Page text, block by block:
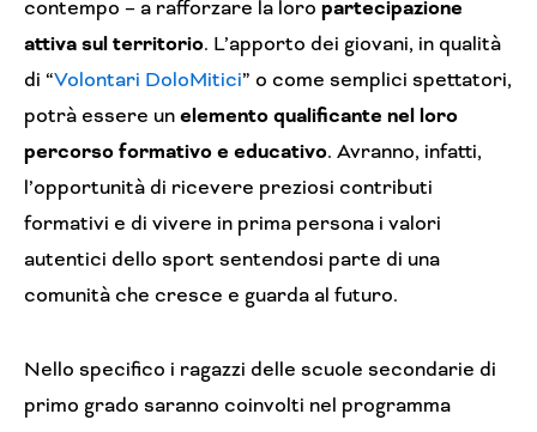
contempo – a rafforzare la loro partecipazione
attiva sul territorio. L’apporto dei giovani, in qualità
di “Volontari DoloMitici” o come semplici spettatori,
potrà essere unelemento qualificante nel loro
percorso formativo e educativo. Avranno, infatti,
l’opportunità di ricevere preziosi contributi
formativi e di vivere in prima persona i valori
autentici dello sport sentendosi parte di una
comunità che cresce e guarda al futuro.
Nello specifico i ragazzi delle scuole secondarie di
primo grado saranno coinvolti nel programma